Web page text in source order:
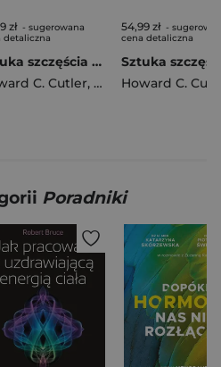
zł - sugerowana
detaliczna
Sztuka szczęścia w trudnych czasach wyd. 2024
C. Cutler, Dalajlama
54,99 zł -
cena detaliczna
Howard C.
Poradniki